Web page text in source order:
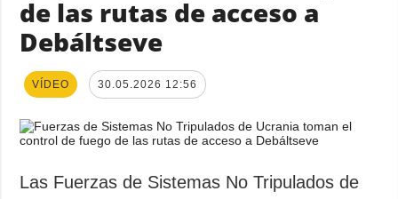
de las rutas de acceso a
Debáltseve
VÍDEO 30.05.2026 12:56
Las Fuerzas de Sistemas No Tripulados de